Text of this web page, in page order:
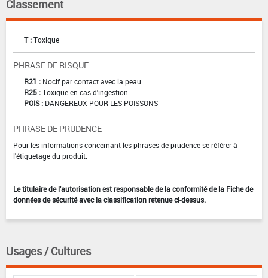
Classement
T :Toxique
PHRASE DE RISQUE
R21 : Nocif par contact avec la peau
R25 :Toxique en cas d'ingestion
POIS : DANGEREUX POUR LES POISSONS
PHRASE DE PRUDENCE
Pour les informations concernant les phrases de prudence se référer à
l'étiquetage du produit.
Le titulaire de l'autorisation est responsable de la conformité de la Fiche de
données de sécurité avec la classification retenue ci-dessus.
Usages / Cultures